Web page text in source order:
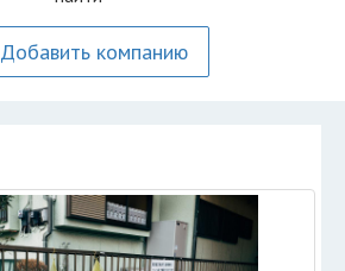
Добавить компанию